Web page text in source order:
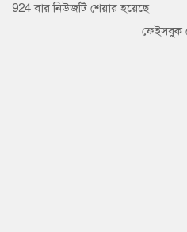
924 বার নিউজটি শেয়ার হয়েছে
ফেইসবুক